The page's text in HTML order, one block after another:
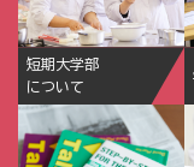
短期大学部
について